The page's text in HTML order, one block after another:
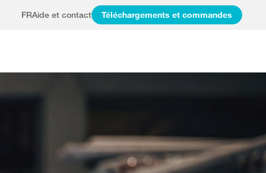
FRAide et contact Téléchargements et commandes